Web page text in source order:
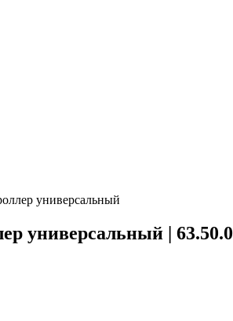
универсальный
универсальный |